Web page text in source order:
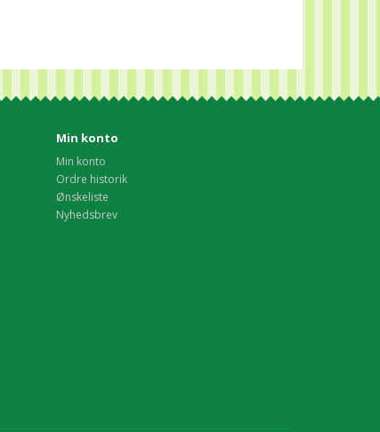
Min konto
Min konto
Ordre historik
Ønskeliste
Nyhedsbrev